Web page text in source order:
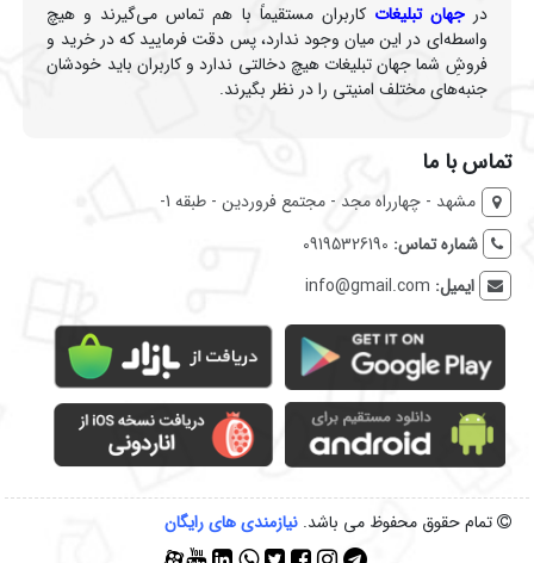
درجهان تبلیغات کاربران مستقیماً با هم تماس می‌گیرند و هیچ
واسطه‌ای در این میان وجود ندارد، پس دقت فرمایید که در خرید و
فروشِ شما جهان تبلیغات هیچ دخالتی ندارد و کاربران باید خودشان
جنبه‌های مختلف امنیتی را در نظر بگیرند.
تماس با ما
مشهد - چهارراه مجد - مجتمع فروردین - طبقه 1-
شماره تماس: 09195326190
ایمیل: info@gmail.com
تمام حقوق محفوظ می باشد.نیازمندی‌ های رایگان